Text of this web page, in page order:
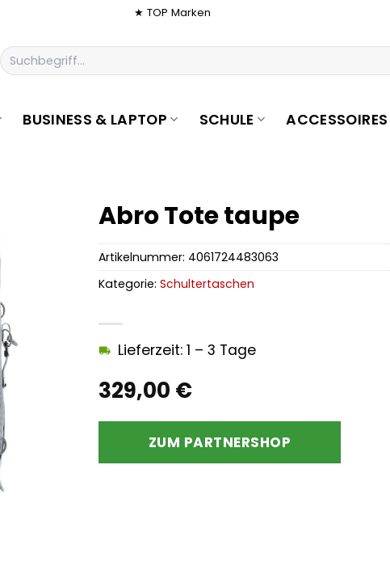
★ TOP Marken
Suchen
nach:
BUSINESS & LAPTOP SCHULE ACCESSOIRES
Abro Tote taupe
329,00 €
Lieferzeit: 1 – 3 Tage
ZUM PARTNERSHOP
Artikelnummer: 4061724483063
Kategorie:Schultertaschen